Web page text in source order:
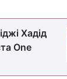
Хадід
One